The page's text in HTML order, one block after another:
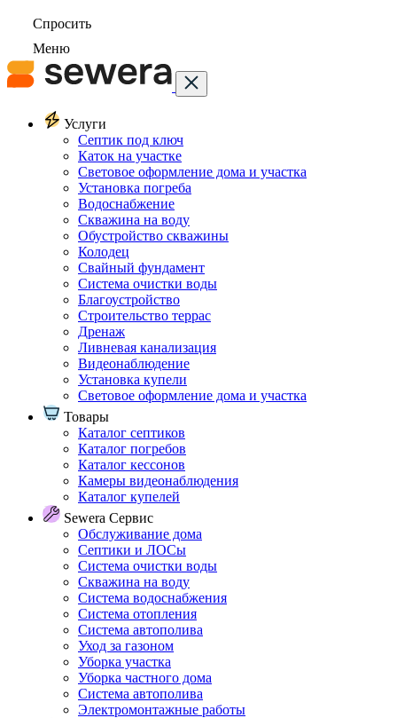
Спросить
Меню
Услуги
Септик под ключ
Каток на участке
Световое оформление дома и участка
Установка погреба
Водоснабжение
Скважина на воду
Обустройство скважины
Колодец
Свайный фундамент
Система очистки воды
Благоустройство
Строительство террас
Дренаж
Ливневая канализация
Видеонаблюдение
Установка купели
Световое оформление дома и участка
Товары
Каталог септиков
Каталог погребов
Каталог кессонов
Камеры видеонаблюдения
Каталог купелей
Sewera Сервис
Обслуживание дома
Септики и ЛОСы
Система очистки воды
Скважина на воду
Система водоснабжения
Система отопления
Система автополива
Уход за газоном
Уборка участка
Уборка частного дома
Система автополива
Электромонтажные работы